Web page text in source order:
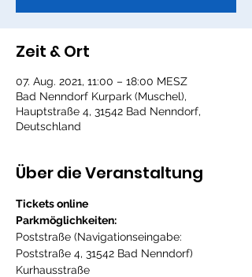
Zeit & Ort
07. Aug. 2021, 11:00 – 18:00 MESZ
Bad Nenndorf Kurpark (Muschel),
Hauptstraße 4, 31542 Bad Nenndorf,
Deutschland
Über die Veranstaltung
Tickets online
Parkmöglichkeiten:
Poststraße (Navigationseingabe:
Poststraße 4, 31542 Bad Nenndorf)
Kurhausstraße